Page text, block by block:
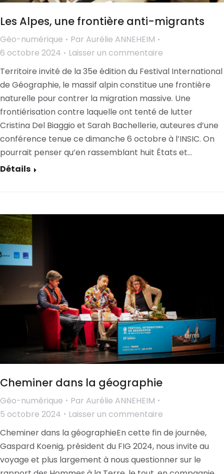
Les Alpes, une frontière anti-migrants
Géo-numérique Par Aurélie ANNEHEIM
6 octobre 2024
Laisser un commentaire
Territoire invité de la 35e édition du Festival International
de Géographie, le massif alpin constitue une frontière
naturelle pour contrer la migration massive. Une
frontiérisation contre laquelle ont tenté de lutter
Cristina Del Biaggio et Sarah Bachellerie, auteures d’une
conférence tenue ce dimanche 6 octobre à l’INSIC. On
pourrait penser qu’en rassemblant huit États et…
Détails
Cheminer dans la géographie
Géo-numérique Par Aurélie ANNEHEIM
5 octobre 2024
Laisser un commentaire
Cheminer dans la géographieEn cette fin de journée,
Gaspard Koenig, président du FIG 2024, nous invite au
voyage et plus largement à nous questionner sur le